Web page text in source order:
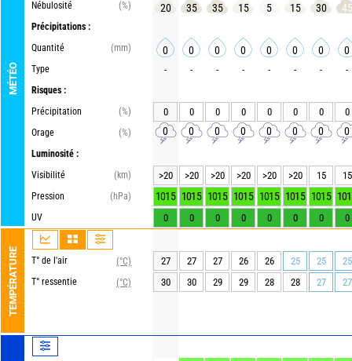
MÉTÉO
Nébulosité
(%)
Précipitations :
Quantité
(mm)
Type
Risques :
Précipitation
(%)
Orage
(%)
Luminosité :
Visibilité
(km)
Pression
(hPa)
UV
TEMPÉRATURE T° de l'air
(°C)
T° ressentie
(°C)
20 35 35 15 5 15 30 45
0 0 0 0 0 0 0 0
- - - - - - - -
0 0 0 0 0 0 0 0
0 0 0 0 0 0 0 0
>20 >20 >20 >20 >20 >20 15 15
1015 1015 1015 1015 1015 1015 1015
0 0 0 0 0 0 0 0
27 27 27 26 26 25 25
25
30
30 29 29 28 28 27 27